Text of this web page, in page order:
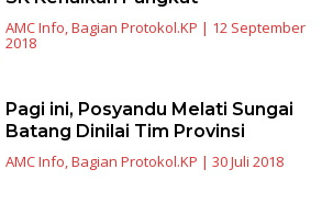
AMC Info,Bagian Protokol.KP | 12 September
2018
Pagi ini, Posyandu Melati Sungai
Batang Dinilai Tim Provinsi
AMC Info,Bagian Protokol.KP | 30 Juli 2018